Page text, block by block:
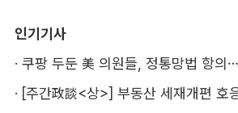
인기기사
·
·